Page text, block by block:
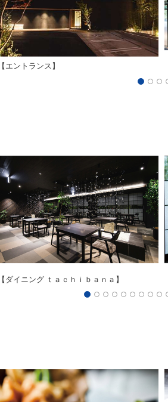
【エントランス】
【ダイニング ｔａｃｈｉｂａｎａ】